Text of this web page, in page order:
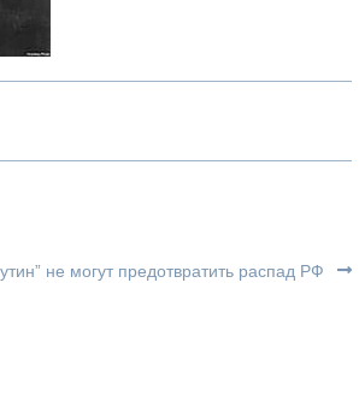
не могут предотвратить распад РФ